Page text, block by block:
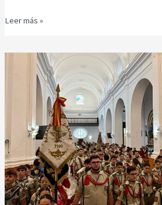
Leer más »